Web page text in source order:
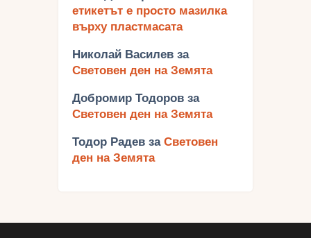
етикетът е просто мазилка
върху пластмасата
Николай Василев за
Световен ден на Земята
Добромир Тодоров за
Световен ден на Земята
Тодор Радев за Световен
ден на Земята